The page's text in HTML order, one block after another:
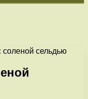
сельдью